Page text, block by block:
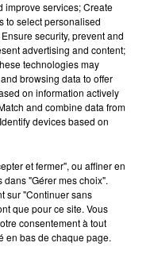
le remix de « Love
Kylie Minogue
improve services; Create
to select personalised
security, prevent and
advertising and content;
technologies may
browsing data to offer
on information actively
and combine data from
devices based on
et fermer", ou affiner en
"Gérer mes choix".
sur "Continuer sans
que pour ce site. Vous
consentement à tout
en bas de chaque page.